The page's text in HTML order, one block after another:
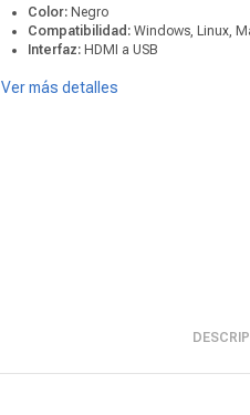
Color: Negro
Compatibilidad:Windows, Linux,
Interfaz: HDMI a USB
Ver más detalles